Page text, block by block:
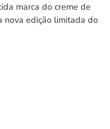
marca do creme de
nova edição limitada do